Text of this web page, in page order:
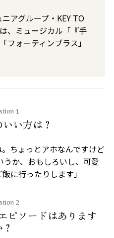
アグループ・KEY TO
、ミュージカル「『手
フォーティンブラス」
1
い方は？
ちょっとアホなんですけど
うか、おもしろいし、可愛
に行ったりします」
2
ピソードはあります